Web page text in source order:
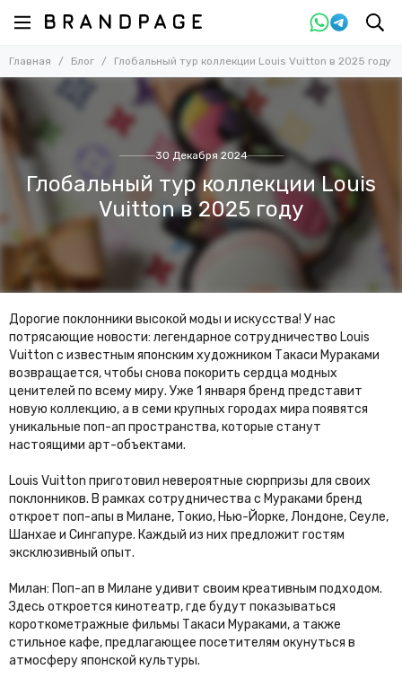
Главная Блог Глобальный тур коллекции Louis Vuitton в 2025 году
30 Декабря 2024
Глобальный тур коллекции Louis
Vuitton в 2025 году
Дорогие поклонники высокой моды и искусства! У нас
потрясающие новости: легендарное сотрудничество Louis
Vuitton с известным японским художником Такаси Мураками
возвращается, чтобы снова покорить сердца модных
ценителей по всему миру. Уже 1 января бренд представит
новую коллекцию, а в семи крупных городах мира появятся
уникальные поп-ап пространства, которые станут
настоящими арт-объектами.
Louis Vuitton приготовил невероятные сюрпризы для своих
поклонников. В рамках сотрудничества с Мураками бренд
откроет поп-апы в Милане, Токио, Нью-Йорке, Лондоне, Сеуле,
Шанхае и Сингапуре. Каждый из них предложит гостям
эксклюзивный опыт.
Милан: Поп-ап в Милане удивит своим креативным подходом.
Здесь откроется кинотеатр, где будут показываться
короткометражные фильмы Такаси Мураками, а также
стильное кафе, предлагающее посетителям окунуться в
атмосферу японской культуры.